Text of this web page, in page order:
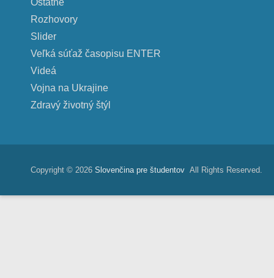
Ostatné
Rozhovory
Slider
Veľká súťaž časopisu ENTER
Videá
Vojna na Ukrajine
Zdravý životný štýl
Copyright © 2026 Slovenčina pre študentov All Rights Reserved.